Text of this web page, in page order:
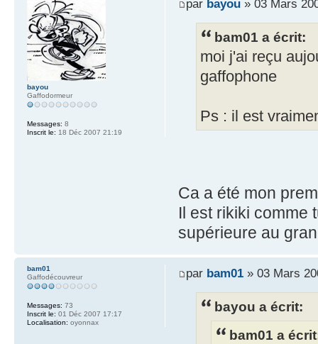
par bayou» 03 Mars
bam01 a écrit:
moi j'ai reçu
gaffophone
Ps : il est
Ca a été mon
Il est rikiki comme
supérieure au
bayou
Gaffodormeur
Messages: 8
Inscrit le: 18 Déc 2007 21:19
par bam01» 03 Mars
bayou a écrit:
bam01 a
bam01
Gaffodécouvreur
Messages: 73
Inscrit le: 01 Déc 2007 17:17
Localisation: oyonnax